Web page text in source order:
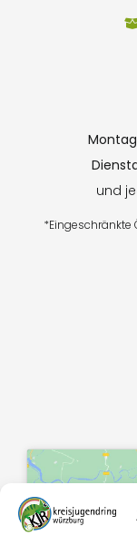
und
*Eingeschränkte